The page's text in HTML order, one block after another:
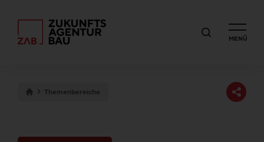
MENÜ
Themenbereiche